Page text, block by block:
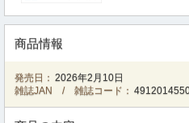
商品情報
発売日： 2026年2月10日
雑誌JAN / 雑誌コード：